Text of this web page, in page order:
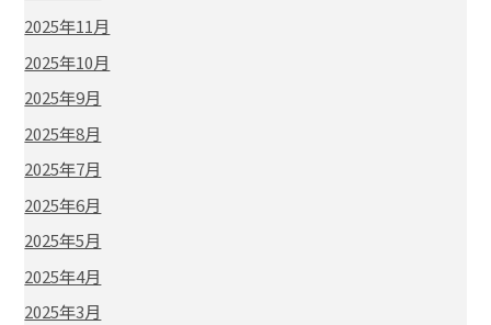
2025年11月
2025年10月
2025年9月
2025年8月
2025年7月
2025年6月
2025年5月
2025年4月
2025年3月